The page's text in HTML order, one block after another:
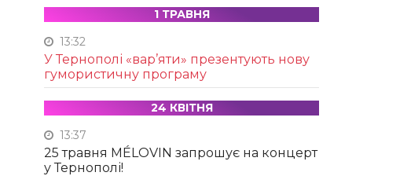
1 ТРАВНЯ
13:32
У Тернополі «вар’яти» презентують нову
гумористичну програму
24 КВІТНЯ
13:37
25 травня MÉLOVIN запрошує на концерт
у Тернополі!